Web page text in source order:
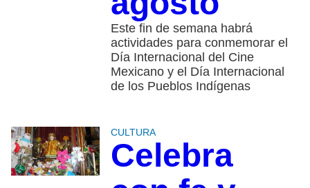
Este fin de semana habrá
actividades para conmemorar el
Día Internacional del Cine
Mexicano y el Día Internacional
de los Pueblos Indígenas
CULTURA
Celebra